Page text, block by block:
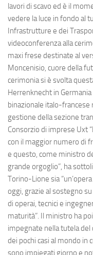
lavori di scavo ed è il
vedere la luce in fondo al
Infrastrutture e dei
videoconferenza alla
maxi frese destinate al
Moncenisio, cuore della
cerimonia si è svolta
Herrenknecht in
binazionale italo-francese
gestione della sezione
Consorzio di imprese Uxt
con il maggior numero di
e questo, come ministro
grande orgoglio”, ha
Torino-Lione sia
oggi, grazie al sostegno
di operai, tecnici e
maturità”. Il ministro ha
impegnate nella tutela del
dei pochi casi al mondo in
sono impiegati giorno e